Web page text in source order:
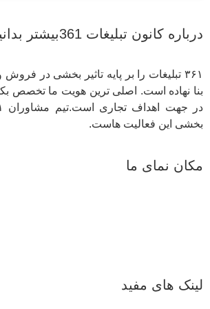
درباره کانون تبلیغات 361بیشتر بدانید
۳۶۱ تبلیغات را بر پایه تاثیر بخشی در
بنا نهاده است. اصلی ترین هویت ما تخصص
بخشی این فعالیت هاست.
مکان نمای ما
لینک های مفید